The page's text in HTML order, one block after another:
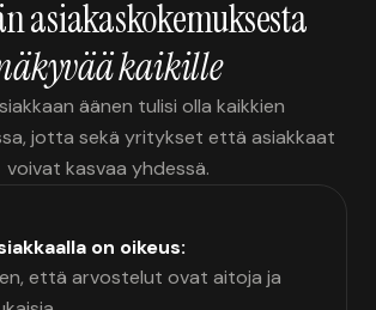
asiakaskokemuksesta
kaikille
äänen tulisi olla kaikkien
jotta sekä yritykset että asiakkaat
voivat kasvaa yhdessä.
on oikeus:
että arvostelut ovat aitoja ja